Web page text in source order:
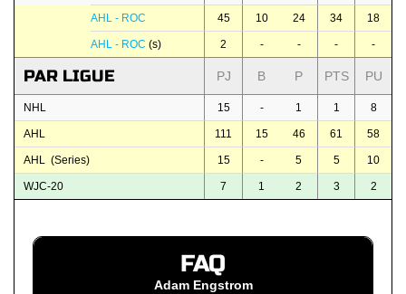
AHL - ROC 45 10 24 34 18
AHL - ROC (s) 2 - - - -
PAR LIGUE PJ B P PTS PU
NHL 15 - 1 1 8
AHL 111 15 46 61 58
AHL (Series) 15 - 5 5 10
WJC-20 7 1 2 3 2
FAQ
Adam Engstrom